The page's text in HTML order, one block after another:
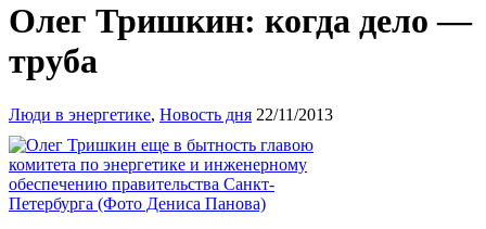
Олег Тришкин: когда дело —
труба
Люди в энергетике, Новость дня 22/11/2013